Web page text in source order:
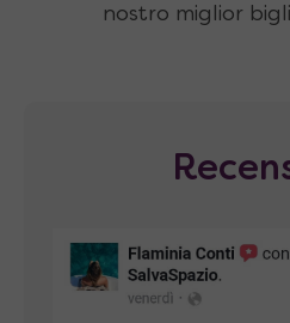
nostro miglior